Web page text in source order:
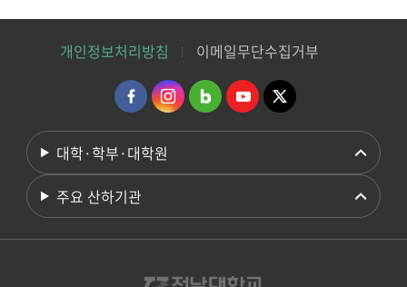
개인정보처리방침 이메일무단수집거부
대학·학부·대학원
주요 산하기관